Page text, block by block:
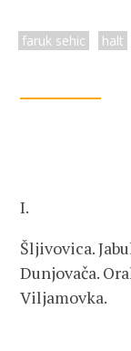
faruk sehic halt
I.
Šljivovica.
Dunjovača.
Viljamovka.